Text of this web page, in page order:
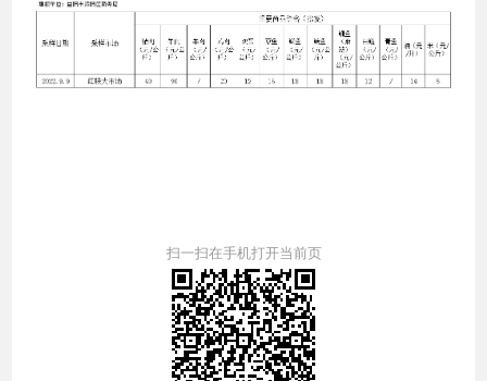
扫一扫在手机打开当前页